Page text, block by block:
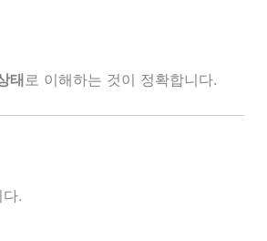
태로 이해하는 것이 정확합니다.
.